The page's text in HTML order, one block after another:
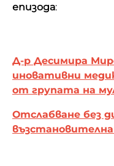
епизода:
Д-р Десимира
иновативни
от групата на
Отслабване без